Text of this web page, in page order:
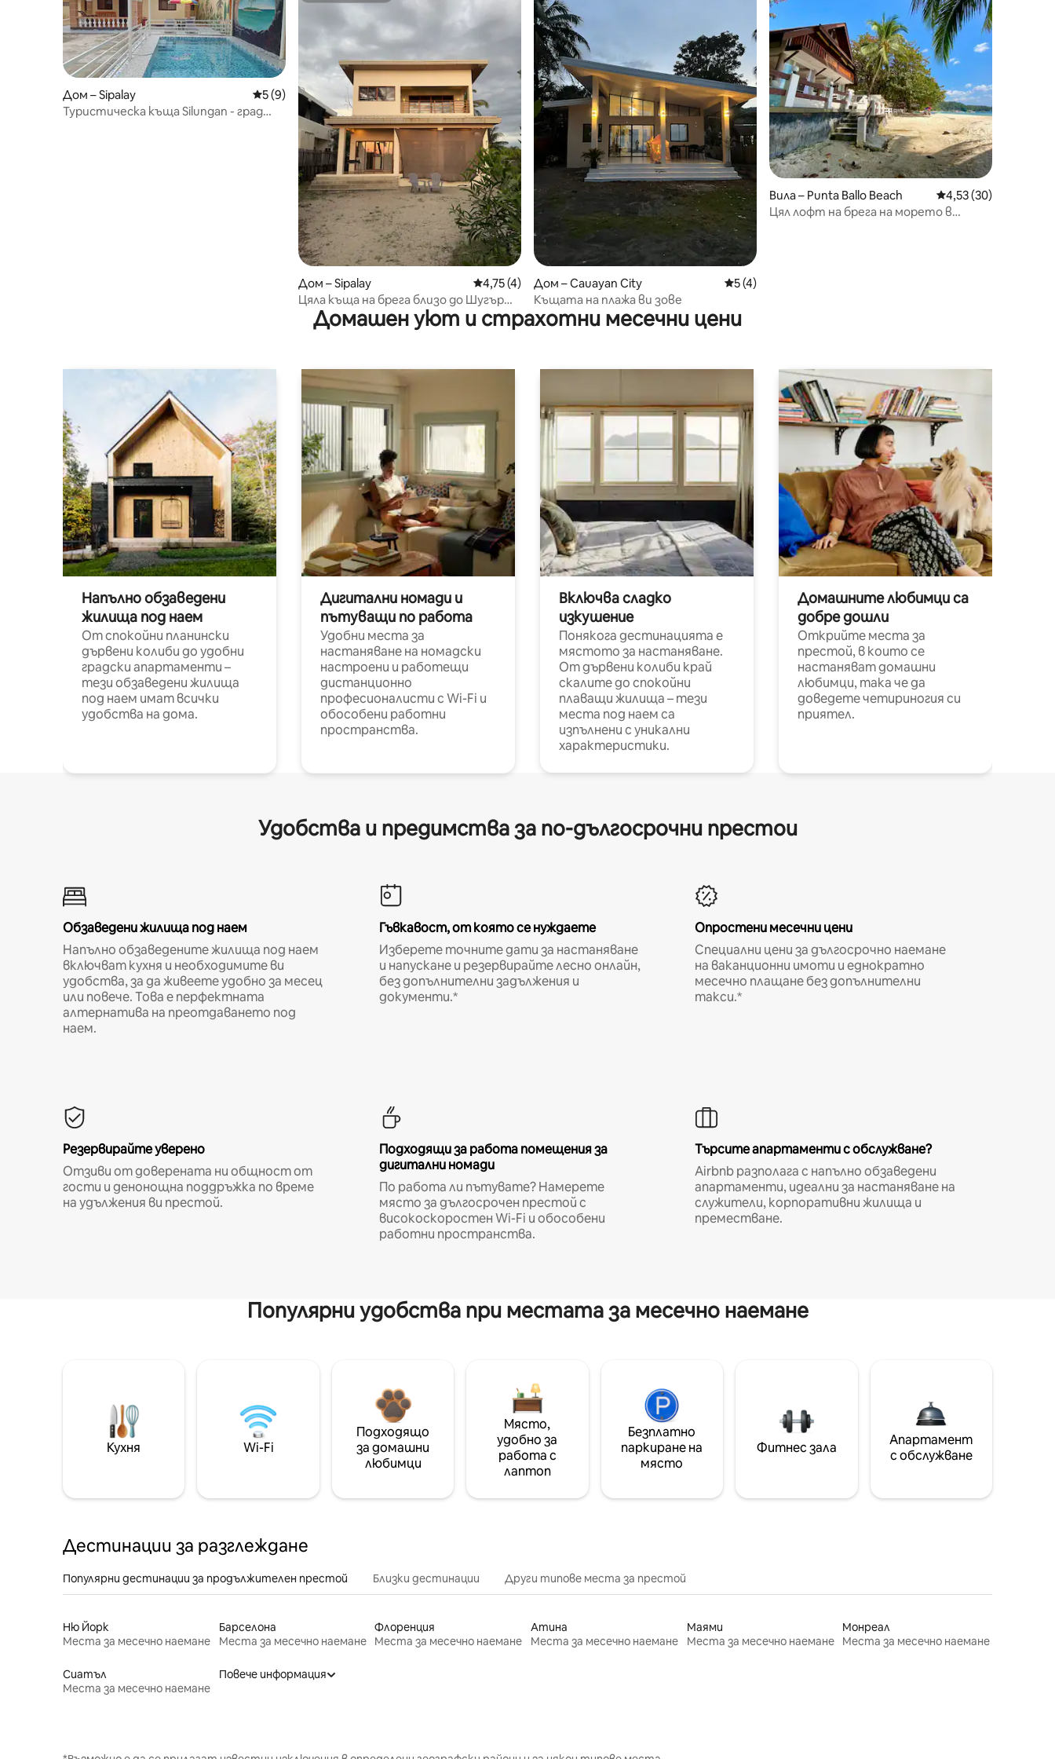
Дом – Sipalay Средна оценка: 5 от 5, 9 отзива
5 (9)
Туристическа къща Silungan - град
Дом – Sipalay Средна оценка: 4,75 от 5, 4 отзива
4,75 (4)
Цяла къща на брега близо до Шугър
Бийч
Дом – Cauayan City Средна оценка: 5 от 5, 4 отзива
5 (4)
Къщата на плажа ви зове
Вила – Punta Ballo Beach Средна оценка:
4,53 (30)
Цял лофт на брега на морето в
Домашен уют и страхотни месечни цени
Напълно обзаведени
жилища под наем
От спокойни планински
дървени колиби до удобни
градски апартаменти –
тези обзаведени жилища
под наем имат всички
удобства на дома.
Дигитални номади и
пътуващи по работа
Удобни места за
настаняване на номадски
настроени и работещи
дистанционно
професионалисти с Wi-Fi и
обособени работни
пространства.
Включва сладко
изкушение
Понякога дестинацията е
мястото за настаняване.
От дървени колиби край
скалите до спокойни
плаващи жилища – тези
места под наем са
изпълнени с уникални
характеристики.
Домашните любимци са
добре дошли
Открийте места за
престой, в които се
настаняват домашни
любимци, така че да
доведете четириногия си
приятел.
Удобства и предимства за по-дългосрочни престои
Обзаведени жилища под наем
Напълно обзаведените жилища под наем
включват кухня и необходимите ви
удобства, за да живеете удобно за месец
или повече. Това е перфектната
алтернатива на преотдаването под
наем.
Гъвкавост, от която се нуждаете
Изберете точните дати за настаняване
и напускане и резервирайте лесно онлайн,
без допълнителни задължения и
документи.*
Опростени месечни цени
Специални цени за дългосрочно наемане
на ваканционни имоти и еднократно
месечно плащане без допълнителни
такси.*
Резервирайте уверено
Отзиви от доверената ни общност от
гости и денонощна поддръжка по време
на удължения ви престой.
Подходящи за работа помещения за
дигитални номади
По работа ли пътувате? Намерете
място за дългосрочен престой с
високоскоростен Wi-Fi и обособени
работни пространства.
Търсите апартаменти с обслужване?
Airbnb разполага с напълно обзаведени
апартаменти, идеални за настаняване на
служители, корпоративни жилища и
преместване.
Популярни удобства при местата за месечно наемане
Кухня Wi-Fi
Подходящо
за домашни
любимци
Място,
удобно за
работа с
лаптоп
Безплатно
паркиране на
място
Фитнес зала
Апартамент
с обслужване
Дестинации за разглеждане
Популярни дестинации за продължителен престой Близки дестинации Други типове места за престой
Ню Йорк
Места за месечно наемане
Барселона
Места за месечно наемане
Флоренция
Места за месечно наемане
Атина
Места за месечно наемане
Маями
Места за месечно наемане
Монреал
Места за месечно наемане
Сиатъл
Места за месечно наемане
Повече информация